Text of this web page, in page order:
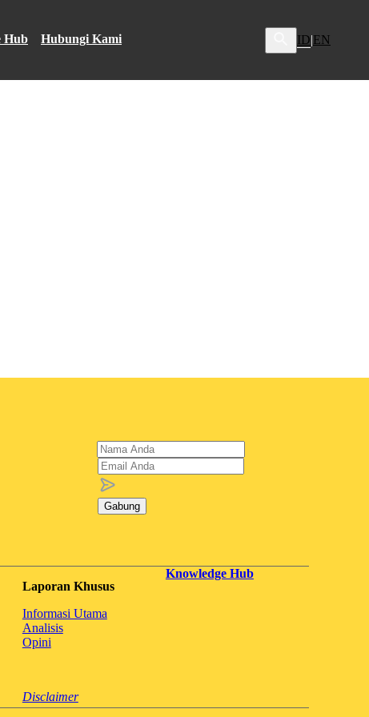
Hub Hubungi Kami ID|EN
Gabung
Laporan Khusus
Informasi Utama
Analisis
Opini
Disclaimer
Knowledge Hub